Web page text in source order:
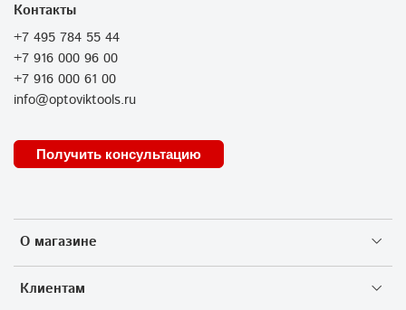
О магазине
Клиентам
Контакты
+7 495 784 55 44
+7 916 000 96 00
+7 916 000 61 00
info@optoviktools.ru
Получить консультацию